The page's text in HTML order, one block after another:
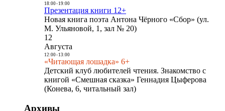
18:00- 19:00
Презентация книги 12+
Новая книга поэта Антона Чёрного «Сбор» (ул.
М. Ульяновой, 1, зал № 20)
12
Августа
12:00- 13:00
«Читающая лошадка» 6+
Детский клуб любителей чтения. Знакомство с
книгой «Смешная сказка» Геннадия Цыферова
(Конева, 6, читальный зал)
Архивы